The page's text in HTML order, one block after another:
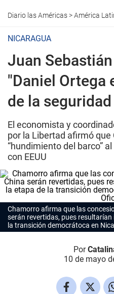
Diario las Américas>América
NICARAGUA
Juan
"Daniel Ortega
de la
El economista y
por la Libertad afirmó que
“hundimiento del barco”
con EEUU
Chamorro afirma que las
serán revertidas, pues
la transición democrátoca en
Por
10 de mayo